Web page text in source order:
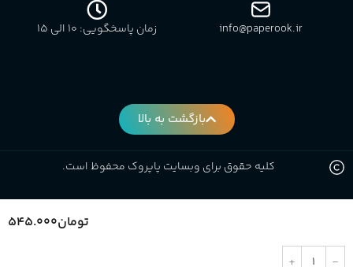
تومان۵۴۵.۰۰۰
info@paperook.ir زمان پاسخگویی: 10 الی ۱5
بازگشت به بالا
کلیه حقوق برای وبسایت پاپروک محفوظ است.